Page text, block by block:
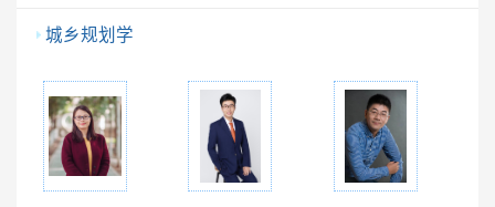
城乡规划学